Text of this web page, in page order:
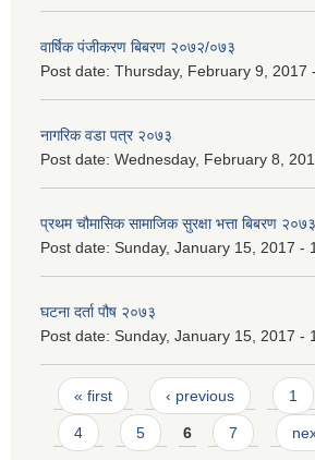
वार्षिक पंजीकरण बिबरण २०७२/०७३
Post date: Thursday, February 9, 2017
नागरिक वडा पत्र २०७३
Post date: Wednesday, February 8,
प्रथम चौमासिक सामाजिक सुरक्षा भत्ता बिबरण २०७३
Post date: Sunday, January 15, 2017 -
घटना दर्ता पौष २०७३
Post date: Sunday, January 15, 2017 -
Pages
« first ‹ previous 1
4 5 6 7